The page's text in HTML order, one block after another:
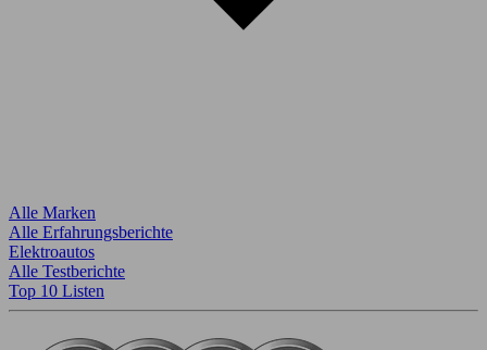
Alle Marken
Alle Erfahrungsberichte
Elektroautos
Alle Testberichte
Top 10 Listen